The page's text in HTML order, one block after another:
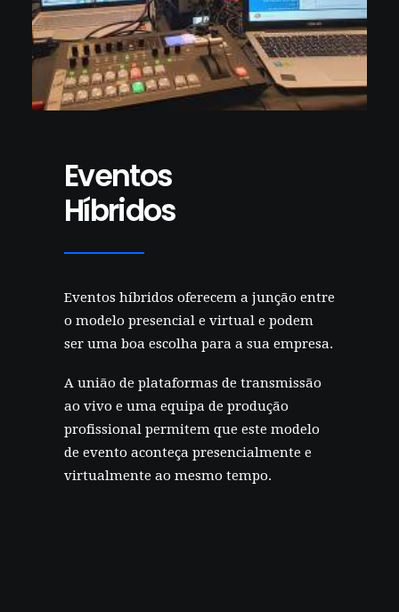
Eventos
Híbridos
Eventos híbridos oferecem a junção entre
o modelo presencial e virtual e podem
ser uma boa escolha para a sua empresa.
A união de plataformas de transmissão
ao vivo e uma equipa de produção
profissional permitem que este modelo
de evento aconteça presencialmente e
virtualmente ao mesmo tempo.